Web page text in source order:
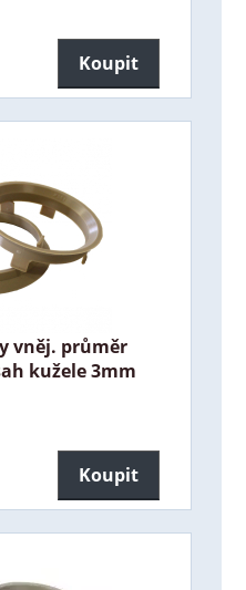
Koupit
vněj. průměr
kužele 3mm
Koupit